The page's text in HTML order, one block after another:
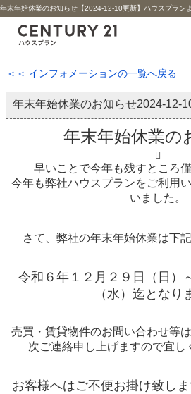
＜＜ インフォメーションの一覧へ戻る
年末年始休業のお知らせ2024-12-
年末年始休業の

早いことで今年も残すところ
今年も弊社ハウスプランをご利用
いました。
さて、弊社の年末年始休業は下
令和６年１２月２９日（日）
（水）迄となり
売買・賃貸物件のお問い合わせ等
次ご連絡申し上げますので宜し
お客様へはご不便お掛け致し